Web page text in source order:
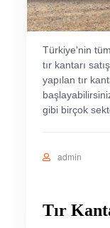
Türkiye'nin
tır kantarı
yapılan tır
gibi birçok
admin
Tır